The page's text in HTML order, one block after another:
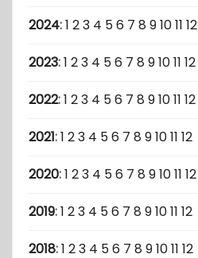
2024:1 23 4 56 7 8 91011 12
2023:1 23 4 56 7 8 91011 12
2022:1 23 4 56 7 8 91011 12
2021:1 23 4 56 7 8 91011 12
2020:1 23 4 56 7 8 91011 12
2019:1 23 4 56 7 8 91011 12
2018:1 23 4 56 7 8 91011 12